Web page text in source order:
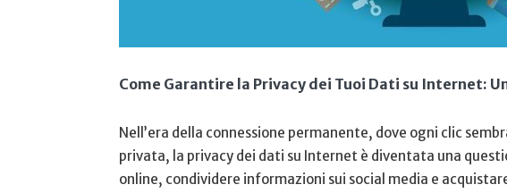
Come Garantire la Privacy‌ dei Tuoi Dati su Internet:
Nell’era della connessione permanente, dove⁤ ogni clic
privata, la privacy dei dati su Internet è diventata una⁢
online, condividere ‌informazioni sui social ‍media e